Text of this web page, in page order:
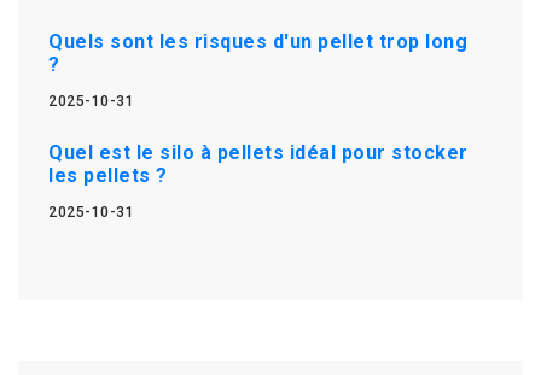
Quels sont les risques d'un pellet trop long
?
2025-10-31
Quel est le silo à pellets idéal pour stocker
les pellets ?
2025-10-31